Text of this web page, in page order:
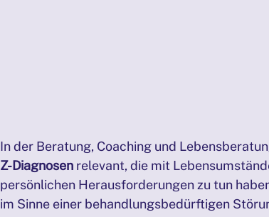
In der Beratung, Coaching und
Z-Diagnosen relevant, die mit
persönlichen Herausforderungen zu tun
im Sinne einer behandlungsbedürftigen